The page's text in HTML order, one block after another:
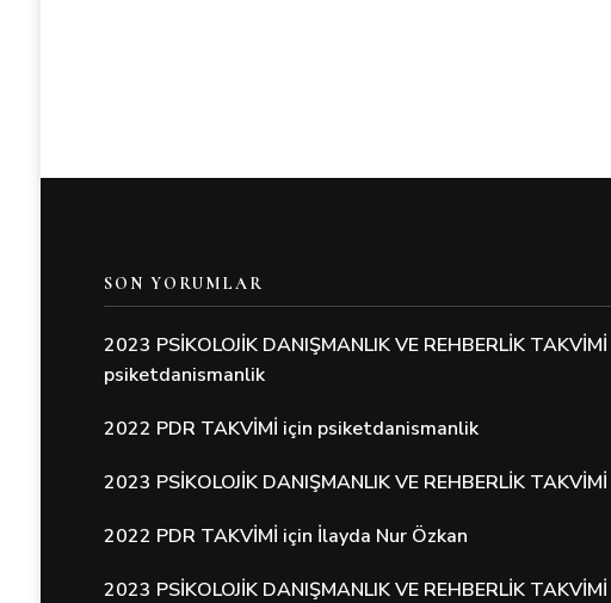
SON YORUMLAR
2023 PSİKOLOJİK DANIŞMANLIK VE REHBERLİK TAKVİMİ
psiketdanismanlik
2022 PDR TAKVİMİ için psiketdanismanlik
2023 PSİKOLOJİK DANIŞMANLIK VE REHBERLİK TAKVİMİ
2022 PDR TAKVİMİ için İlayda Nur Özkan
2023 PSİKOLOJİK DANIŞMANLIK VE REHBERLİK TAKVİMİ